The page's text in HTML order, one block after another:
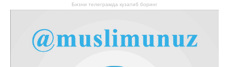
Бизни телеграмда кузатиб боринг